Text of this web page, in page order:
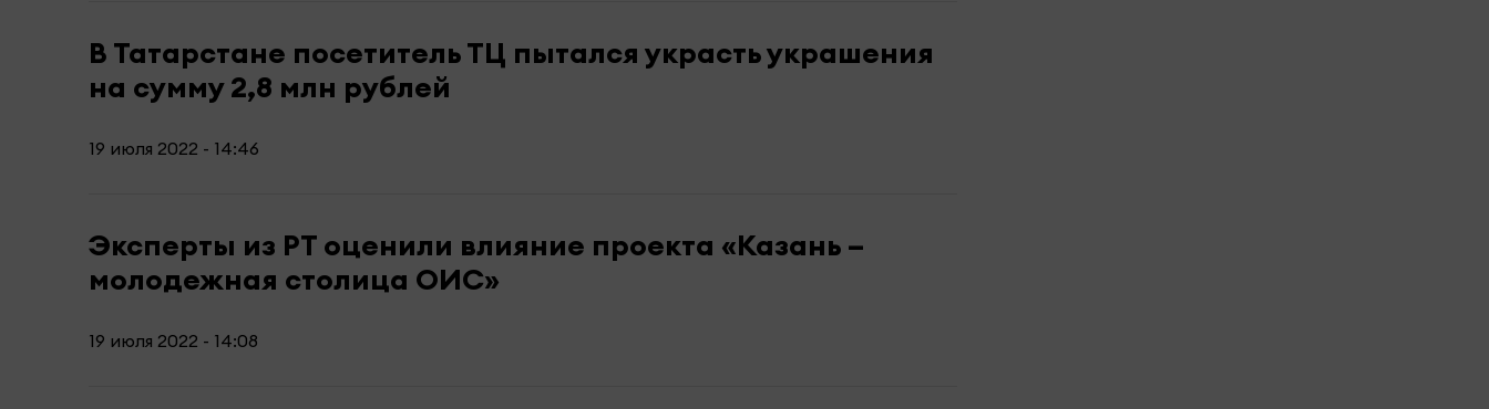
В Татарстане посетитель ТЦ пытался украсть украшения
на сумму 2,8 млн рублей
19 июля 2022 - 14:46
Эксперты из РТ оценили влияние проекта «Казань –
молодежная столица ОИС»
19 июля 2022 - 14:08